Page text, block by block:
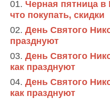
Черная пятница в
что покупать, скидки
День Святого
празднуют
День Святого
как празднуют
День Святого
как празднуют